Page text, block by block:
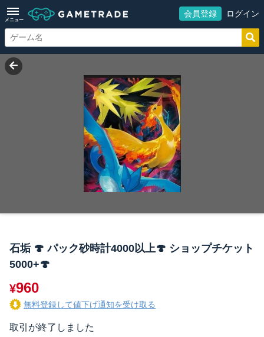
メニュー
会員登録 ログイン
石垢 🍄 パック砂時計4000以上‍🍄 ショップチケット
5000+‍🍄
¥960
無料登録して値下げ通知を受け取る
取引が終了しました